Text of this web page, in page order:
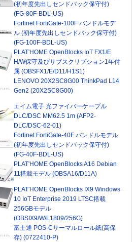
(初年度先出しセンドバック保守付)
(FG-80F-BDL-US)
Fortinet FortiGate-100F バンドルモデ
ル (初年度先出しセンドバック保守付)
(FG-100F-BDL-US)
PLAT'HOME OpenBlocks IoT FX1/E
H/W保守及びサブスクリプション1年付
属 (OBSFX1/E/D11/H1S1)
LENOVO 20X2SC8G00 ThinkPad L14
Gen2 (20X2SC8G00)
エイム電子 光ファイバーケーブル
DLC/DSC MM62.5 1m (AFP2-
DLC/DSC-62-01)
Fortinet FortiGate-40F バンドルモデル
(初年度先出しセンドバック保守付)
(FG-40F-BDL-US)
PLAT'HOME OpenBlocks A16 Debian
11搭載モデル (OBSA16/D11A)
PLAT'HOME OpenBlocks IX9 Windows
10 IoT Enterprise 2019 LTSC搭載
256GBモデル
(OBSIX9/W/L1809/256G)
富士通 POS-Cサーマルロール紙(高保
存) (0722410-P)